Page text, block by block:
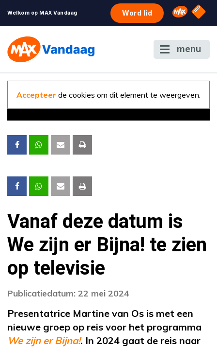
Welkom op MAX Vandaag Word lid Omroep
NPO
menu
Accepteer de cookies om dit element te weergeven.
Vanaf deze datum is
We zijn er Bijna! te zien
op televisie
Publicatiedatum: 22 mei 2024
Presentatrice Martine van Os is met een
nieuwe groep op reis voor het programma
We zijn er Bijna!. In 2024 gaat de reis naar